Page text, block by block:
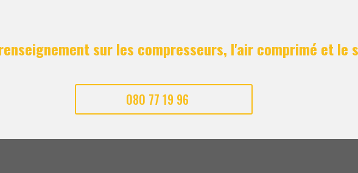
sur les compresseurs, l'air comprimé et le
080 77 19 96